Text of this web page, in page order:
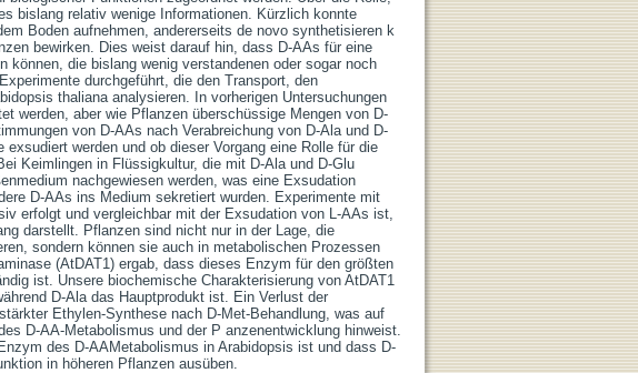
bislang relativ wenige Informationen. Kürzlich konnte
Boden aufnehmen, andererseits de novo synthetisieren k
bewirken. Dies weist darauf hin, dass D-AAs für eine
die bislang wenig verstandenen oder sogar noch
durchgeführt, die den Transport, den
thaliana analysieren. In vorherigen Untersuchungen
werden, aber wie Pflanzen überschüssige Mengen von D-
von D-AAs nach Verabreichung von D-Ala und D-
werden und ob dieser Vorgang eine Rolle für die
Keimlingen in Flüssigkultur, die mit D-Ala und D-Glu
nachgewiesen werden, was eine Exsudation
D-AAs ins Medium sekretiert wurden. Experimente mit
erfolgt und vergleichbar mit der Exsudation von L-AAs ist,
darstellt. Pflanzen sind nicht nur in der Lage, die
sondern können sie auch in metabolischen Prozessen
(AtDAT1) ergab, dass dieses Enzym für den größten
ist. Unsere biochemische Charakterisierung von AtDAT1
D-Ala das Hauptprodukt ist. Ein Verlust der
Ethylen-Synthese nach D-Met-Behandlung, was auf
D-AA-Metabolismus und der P anzenentwicklung hinweist.
des D-AAMetabolismus in Arabidopsis ist und dass D-
in höheren Pflanzen ausüben.